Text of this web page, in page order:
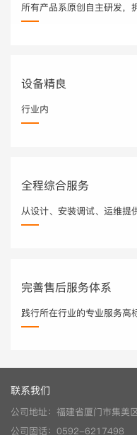
所有产品系原创自主研发，
设备精良
行业内
全程综合服务
从设计、安装调试、运维提
完善售后服务体系
践行所在行业的专业服务高
联系我们
公司地址：福建省厦门市集美
公司固话：0592-6217498